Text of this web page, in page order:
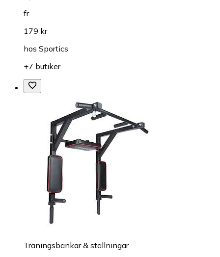
fr.
179 kr
hos Sportics
+7 butiker
Träningsbänkar & ställningar